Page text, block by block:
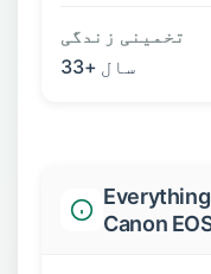
تخمینی زندگی
33+ سال
Canon